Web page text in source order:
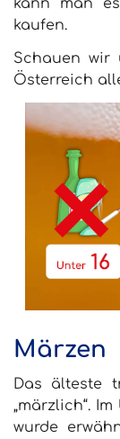
kann man
kaufen.
Schauen wir
Österreich
Märzen
Das älteste
„märzlich“.
wurde